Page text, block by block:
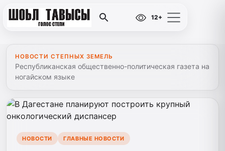
12+
НОВОСТИ СТЕПНЫХ ЗЕМЕЛЬ
Республиканская общественно-политическая газета на
ногайском языке
НОВОСТИ ГЛАВНЫЕ НОВОСТИ